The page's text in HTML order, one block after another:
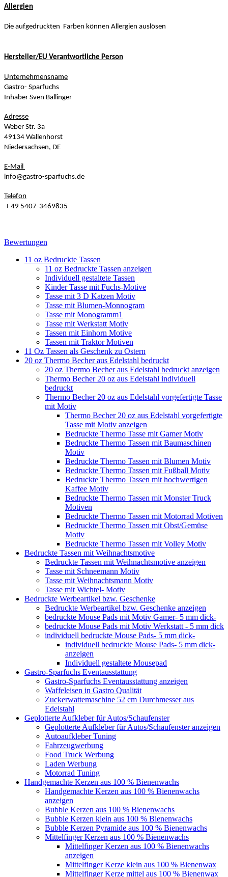
Allergien
Die aufgedruckten Farben können Allergien auslösen
Hersteller/EU Verantwortliche Person
Unternehmensname
Gastro- Sparfuchs
Inhaber Sven Ballinger
Adresse
Weber Str. 3a
49134 Wallenhorst
Niedersachsen, DE
E-Mail
info@gastro-sparfuchs.de
Telefon
+ 49 5407-3469835
Bewertungen
11 oz Bedruckte Tassen
11 oz Bedruckte Tassen anzeigen
Individuell gestaltete Tassen
Kinder Tasse mit Fuchs-Motive
Tasse mit 3 D Katzen Motiv
Tasse mit Blumen-Monnogram
Tasse mit Monogramm1
Tasse mit Werkstatt Motiv
Tassen mit Einhorn Motive
Tassen mit Traktor Motiven
11 Oz Tassen als Geschenk zu Ostern
20 oz Thermo Becher aus Edelstahl bedruckt
20 oz Thermo Becher aus Edelstahl bedruckt anzeigen
Thermo Becher 20 oz aus Edelstahl individuell
bedruckt
Thermo Becher 20 oz aus Edelstahl vorgefertigte Tasse
mit Motiv
Thermo Becher 20 oz aus Edelstahl vorgefertigte
Tasse mit Motiv anzeigen
Bedruckte Thermo Tasse mit Gamer Motiv
Bedruckte Thermo Tassen mit Baumaschinen
Motiv
Bedruckte Thermo Tassen mit Blumen Motiv
Bedruckte Thermo Tassen mit Fußball Motiv
Bedruckte Thermo Tassen mit hochwertigen
Kaffee Motiv
Bedruckte Thermo Tassen mit Monster Truck
Motiven
Bedruckte Thermo Tassen mit Motorrad Motiven
Bedruckte Thermo Tassen mit Obst/Gemüse
Motiv
Bedruckte Thermo Tassen mit Volley Motiv
Bedruckte Tassen mit Weihnachtsmotive
Bedruckte Tassen mit Weihnachtsmotive anzeigen
Tasse mit Schneemann Motiv
Tasse mit Weihnachtsmann Motiv
Tasse mit Wichtel- Motiv
Bedruckte Werbeartikel bzw. Geschenke
Bedruckte Werbeartikel bzw. Geschenke anzeigen
bedruckte Mouse Pads mit Motiv Gamer- 5 mm dick-
bedruckte Mouse Pads mit Motiv Werkstatt - 5 mm dick
individuell bedruckte Mouse Pads- 5 mm dick-
individuell bedruckte Mouse Pads- 5 mm dick-
anzeigen
Individuell gestaltete Mousepad
Gastro-Sparfuchs Eventausstattung
Gastro-Sparfuchs Eventausstattung anzeigen
Waffeleisen in Gastro Qualität
Zuckerwattemaschine 52 cm Durchmesser aus
Edelstahl
Geplotterte Aufkleber für Autos/Schaufenster
Geplotterte Aufkleber für Autos/Schaufenster anzeigen
Autoaufkleber Tuning
Fahrzeugwerbung
Food Truck Werbung
Laden Werbung
Motorrad Tuning
Handgemachte Kerzen aus 100 % Bienenwachs
Handgemachte Kerzen aus 100 % Bienenwachs
anzeigen
Bubble Kerzen aus 100 % Bienenwachs
Bubble Kerzen klein aus 100 % Bienenwachs
Bubble Kerzen Pyramide aus 100 % Bienenwachs
Mittelfinger Kerzen aus 100 % Bienenwachs
Mittelfinger Kerzen aus 100 % Bienenwachs
anzeigen
Mittelfinger Kerze klein aus 100 % Bienenwax
Mittelfinger Kerze mittel aus 100 % Bienenwax